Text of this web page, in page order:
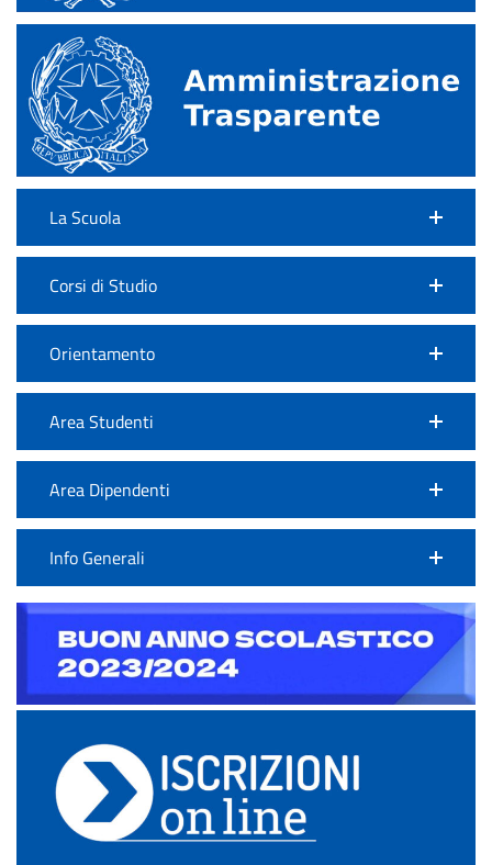
La Scuola
Corsi di Studio
Orientamento
Area Studenti
Area Dipendenti
Info Generali